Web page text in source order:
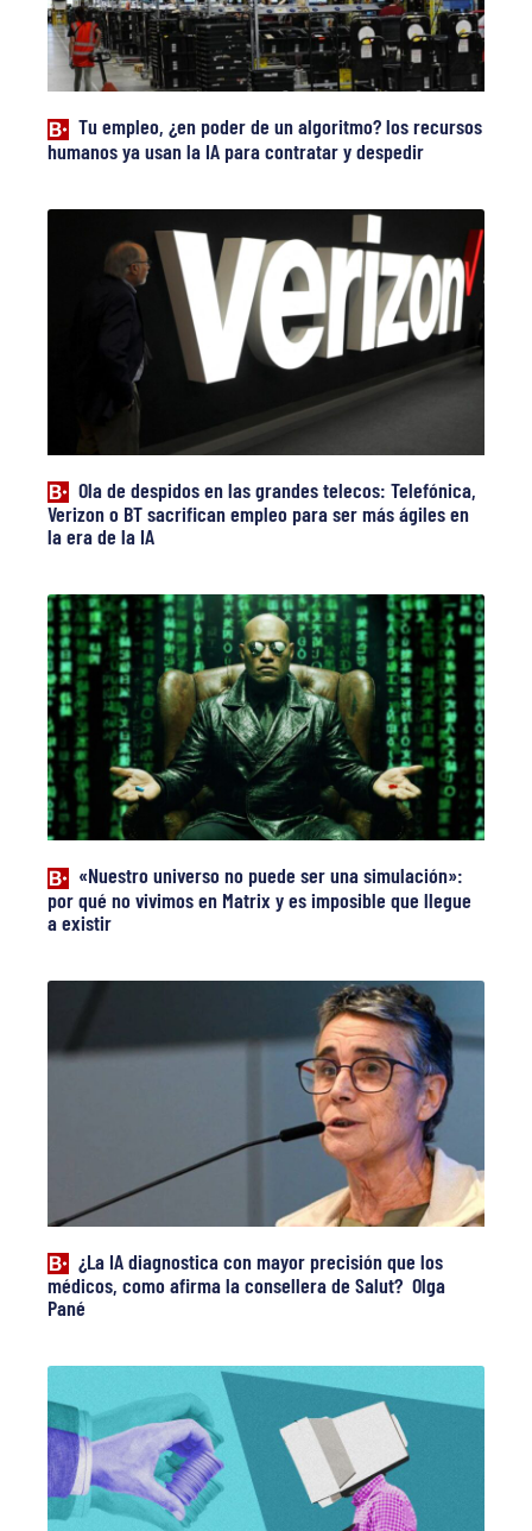
Tu empleo, ¿en poder de un algoritmo? los recursos
humanos ya usan la IA para contratar y despedir
Ola de despidos en las grandes telecos: Telefónica,
Verizon o BT sacrifican empleo para ser más ágiles en
la era de la IA
«Nuestro universo no puede ser una simulación»:
por qué no vivimos en Matrix y es imposible que llegue
a existir
¿La IA diagnostica con mayor precisión que los
médicos, como afirma la consellera de Salut? Olga
Pané